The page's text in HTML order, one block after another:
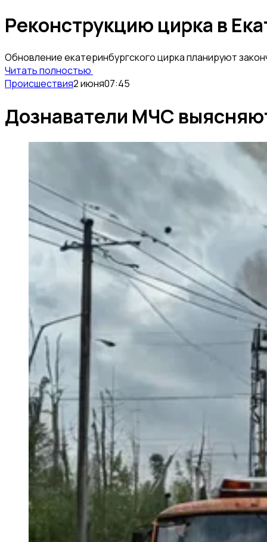
Реконструкцию цирка в
Обновление екатеринбургского цирка планируют
Читать полностью
Происшествия2 июня07:45
Дознаватели МЧС